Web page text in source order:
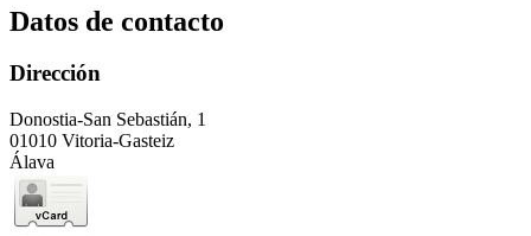
Datos de contacto
Dirección
Donostia-San Sebastián, 1
01010 Vitoria-Gasteiz
Álava